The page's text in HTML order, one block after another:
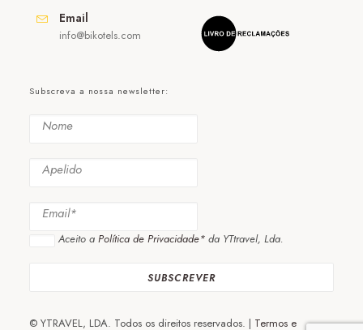
Email
info@bikotels.com
Subscreva a nossa newsletter:
Aceito a Política de Privacidade* da YTtravel, Lda.
© YTRAVEL, LDA. Todos os direitos reservados. | Termos e